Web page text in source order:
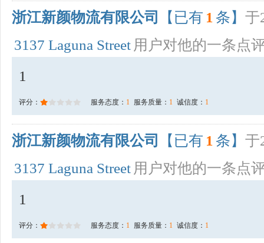
浙江新颜物流有限公司 【已有 1 条】 于
3137 Laguna Street 用户对他的一条点
1
评分： 服务态度： 1 服务质量： 1 诚信度： 1
浙江新颜物流有限公司 【已有 1 条】 于
3137 Laguna Street 用户对他的一条点
1
评分： 服务态度： 1 服务质量： 1 诚信度： 1